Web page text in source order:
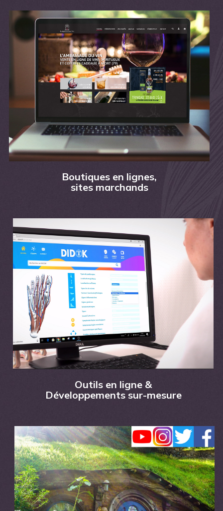
Boutiques en lignes,
sites marchands
Outils en ligne &
Développements sur-mesure